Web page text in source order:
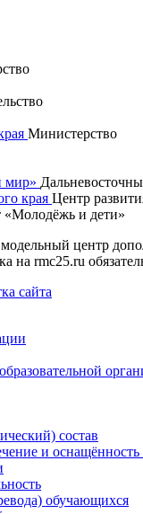
Министерство
Центр
«Молодёжь и дети»
центр
на rmc25.ru
сайта
состав
и
обучающихся